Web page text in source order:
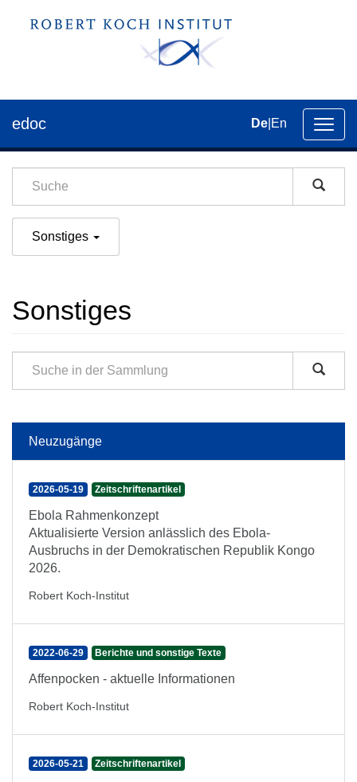
der
edoc De En
Sonstiges
Sonstiges
Neuzugänge
2026-05-19 Zeitschriftenartikel
Ebola Rahmenkonzept
Aktualisierte Version anlässlich des Ebola-
Ausbruchs in der Demokratischen Republik Kongo
2026.
Robert Koch-Institut
2022-06-29 Berichte und sonstige Texte
Affenpocken - aktuelle Informationen
Robert Koch-Institut
2026-05-21 Zeitschriftenartikel